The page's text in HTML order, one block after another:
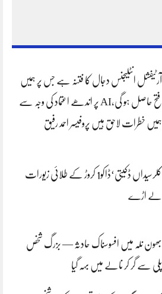
آرٹیفشل انٹلیجنس دجال کا فتنہ ہے جس پر ہمیں
فتح حاصل ہو گی،AI پر اندھے اعتماد کی وجہ سے
ہمیں خطرات لاحق ہیں پروفیسر احمد رفیق
کلرسیداں ڈکیتی‘ڈاکو1 کروڑ کے طلائی زیورات
لے اڑے
بھون نلہ میں افسوسناک حادثہ — بزرگ شخص
پلی سے گر کر نالے میں بہہ گیا